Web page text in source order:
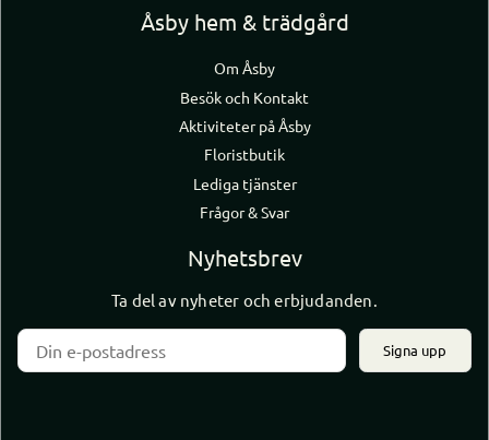
Åsby hem & trädgård
Om Åsby
Besök och Kontakt
Aktiviteter på Åsby
Floristbutik
Lediga tjänster
Frågor & Svar
Nyhetsbrev
Ta del av nyheter och erbjudanden.
Signa upp